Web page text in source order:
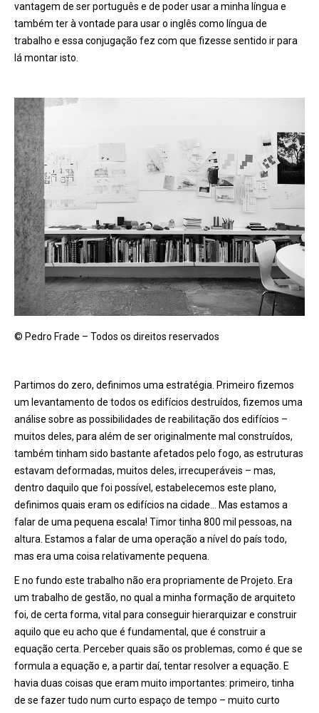
vantagem de ser português e de poder usar a minha língua e
também terà vontade para usar o ingl ês como l íngua de
trabalho e essa conjugação fez com que fizesse sentido ir para
lá montar isto.
© Pedro Frade – Todos os direitos reservados
Partimos do zero, definimos uma estratégia. Primeiro fizemos
um levantamento de todos os edifícios destruídos, fizemos uma
análise sobre as possibilidades de reabilitação dos edifícios –
muitos deles, para além de ser originalmente mal construídos,
também tinham sido bastante afetados pelo fogo, as estruturas
estavam deformadas, muitos deles, irrecuperáveis – mas,
dentro daquilo que foi possível, estabelecemos este plano,
definimos quais eram os edifícios na cidade… Mas estamos a
falar de uma pequena escala! Timor tinha 800 mil pessoas, na
altura. Estamos a falar de uma operação a nível do país todo,
mas era uma coisa relativamente pequena.
E no fundo este trabalho não era propriamente de Projeto. Era
um trabalho de gestão, no qual a minha formação de arquiteto
foi, de certa forma, vital para conseguir hierarquizar e construir
aquilo que eu acho que é fundamental, que é construir a
equação certa. Perceber quais são os problemas, como é que se
formula a equação e, a partir daí, tentar resolver a equação. E
havia duas coisas que eram muito importantes: primeiro, tinha
de se fazer tudo num curto espaço de tempo – muito curto